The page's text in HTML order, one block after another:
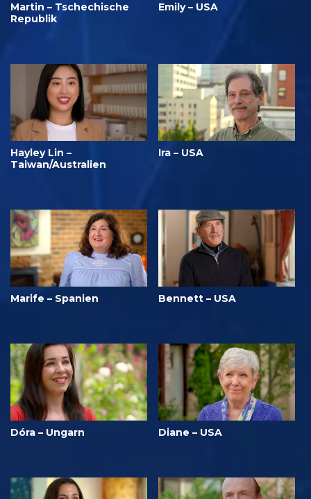
Martin – Tschechische
Republik
Emily – USA
Hayley Lin –
Taiwan/Australien
Ira – USA
Marife – Spanien Bennett – USA
Dóra – Ungarn Diane – USA